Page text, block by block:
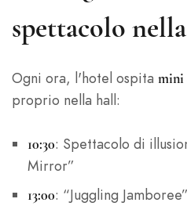
spettacolo
Ogni ora, l'hotel ospita mini
proprio nella hall:
10:30: Spettacolo di
Mirror”
13:00: “Juggling